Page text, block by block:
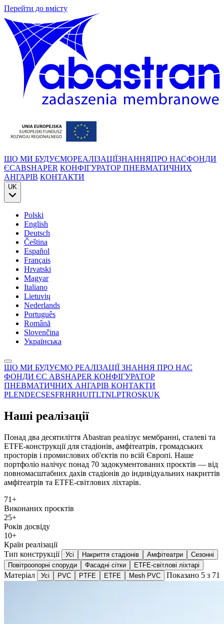
Перейти до вмісту
ЩО МИ БУДУЄМОРЕАЛІЗАЦІЇЗНАННЯПРО НАСФОНДИ
ЄСABSHAPER КОНФІГУРАТОР ПНЕВМАТИЧНИХ
АНГАРІВ КОНТАКТИ
UK
Polski
English
Deutsch
Čeština
Español
Français
Hrvatski
Magyar
Italiano
Lietuvių
Nederlands
Português
Română
Slovenčina
Українська
ЩО МИ БУДУЄМО РЕАЛІЗАЦІЇ ЗНАННЯ ПРО НАС
ФОНДИ ЄС ABSHAPER КОНФІГУРАТОР
ПНЕВМАТИЧНИХ АНГАРІВ КОНТАКТИ
PLENDECSESFRHRHUITLTNLPTROSKUK
Наші реалізації
Понад два десятиліття Abastran реалізує мембранні, сталеві та
ETFE-конструкції для стадіонів, амфітеатрів, громадських
просторів і промислових об'єктів по всій Європі. Наше
портфоліо налічує понад 70 задокументованих проєктів — від
повномасштабних дахів стадіонів до індивідуальних накриттів
амфітеатрів та ETFE-світлових ліхтарів.
71+
Виконаних проєктів
25+
Років досвіду
10+
Країн реалізації
Тип конструкції
Усі Накриття стадіонів Амфітеатри
Сезонні
Повітроопорні споруди
Фасадні сітки ETFE-світлові ліхтарі
Матеріал Усі PVC PTFE ETFE Mesh PVC Показано 5 з 71